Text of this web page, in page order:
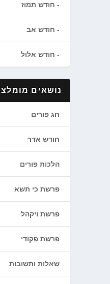
חודש תמוז
חודש אב
חודש אלול
נושאים
חג פורים
חודש אדר
הלכות פורים
פרשת כי תשא
פרשת ויקהל
פרשת פקודי
שאלות ותשובות